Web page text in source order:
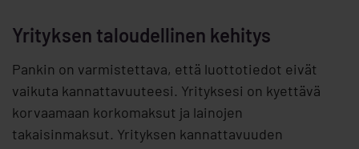
Yrityksen taloudellinen kehitys
Pankin on varmistettava, että luottotiedot eivät
vaikuta kannattavuuteesi. Yrityksesi on kyettävä
korvaamaan korkomaksut ja lainojen
takaisinmaksut. Yrityksen kannattavuuden